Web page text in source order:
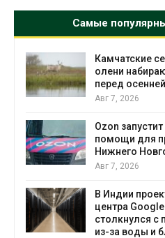
Самые
Камчатские
олени
перед
Авг 7, 2026
Ozon
помощи для
Нижнего
Авг 7, 2026
В Индии
центра Google
столкнулся с
из-за воды и